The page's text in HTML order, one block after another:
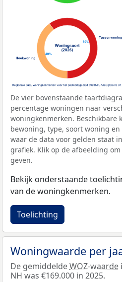
De vier bovenstaande
percentage woningen naar
woningkenmerken. Beschikbare
bewoning, type, soort woning
waar de data voor gelden staat
grafiek. Klik op de afbeelding
geven.
Bekijk onderstaande
van de woningkenmerken.
Toelichting
Woningwaarde per
De gemiddeldeWOZ-waarde
NH was €169.000 in 2025.